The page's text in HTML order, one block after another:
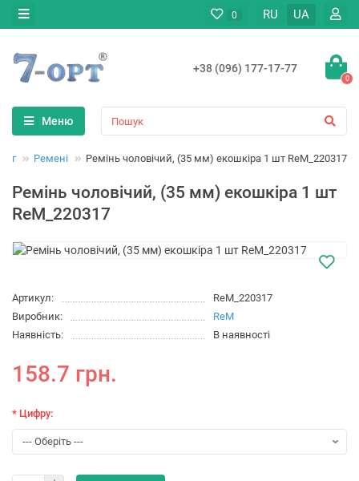
0 RU UA
+38 (096) 177-17-77
0
Меню
Ремені Ремінь чоловічий, (35 мм) екошкіра 1 шт ReM_220317
Ремінь чоловічий, (35 мм) екошкіра 1 шт
ReM_220317
Артикул:
ReM_220317
Виробник:
ReM
Наявність:
В наявності
158.7 грн.
* Цифру: